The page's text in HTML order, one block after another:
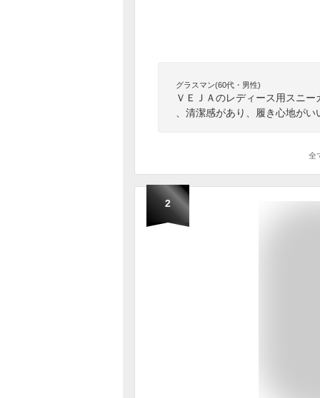
グラスマン(60代・男性)
ＶＥＪＡのレディース用スニ
、清潔感があり、履き心地が
全
2